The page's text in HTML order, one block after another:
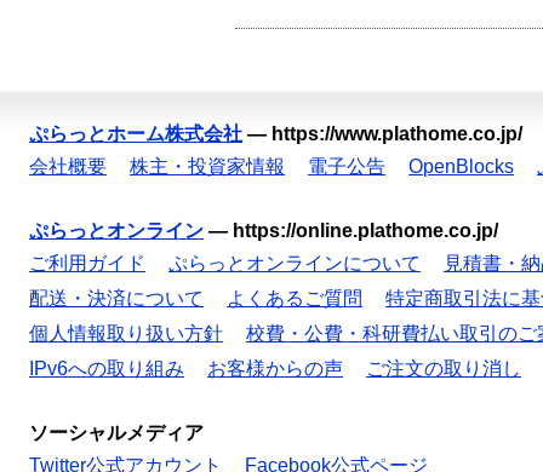
ぷらっとホーム株式会社 — https://www.plathome.co.jp/
会社概要
株主・投資家情報 電子公告 OpenBlocks
ぷらっとオンライン — https://online.plathome.co.jp/
ご利用ガイド
ぷらっとオンラインについて
見積書・
配送・決済について
よくあるご質問
特定商取引法に
個人情報取り扱い方針
校費・公費・科研費払い取引のご
IPv6への取り組み
お客様からの声 ご注文の取り消し
ソーシャルメディア
Twitter公式アカウント
Facebook公式ページ